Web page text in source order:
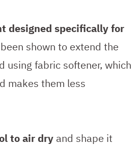
designed specifically for
shown to extend the
using fabric softener, which
makes them less
to air dry and shape it